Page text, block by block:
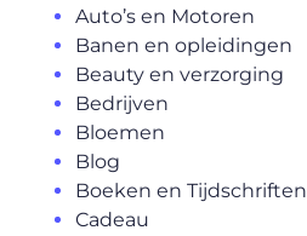
Auto’s en Motoren
Banen en opleidingen
Beauty en verzorging
Bedrijven
Bloemen
Blog
Boeken en Tijdschriften
Cadeau